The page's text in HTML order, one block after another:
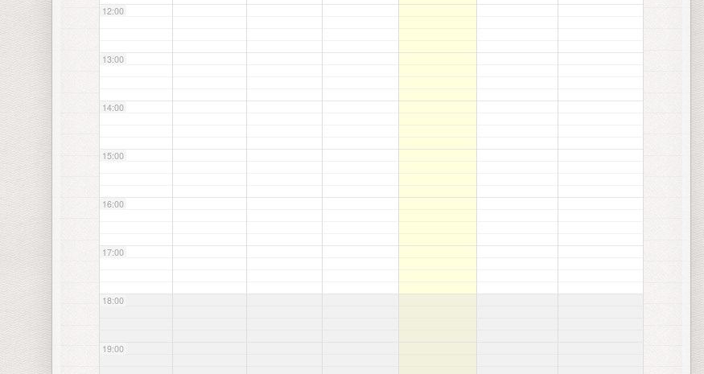
12:00
13:00
14:00
15:00
16:00
17:00
18:00
19:00